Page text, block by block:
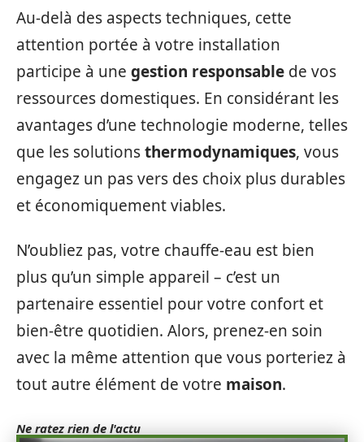
Au-delà des aspects techniques, cette
attention portée à votre installation
participe à une gestion responsable de vos
ressources domestiques. En considérant les
avantages d’une technologie moderne, telles
que les solutionsthermodynamiques, vous
engagez un pas vers des choix plus durables
et économiquement viables.
N’oubliez pas, votre chauffe-eau est bien
plus qu’un simple appareil – c’est un
partenaire essentiel pour votre confort et
bien-être quotidien. Alors, prenez-en soin
avec la même attention que vous porteriez à
tout autre élément de votre maison.
Ne ratez rien de l'actu